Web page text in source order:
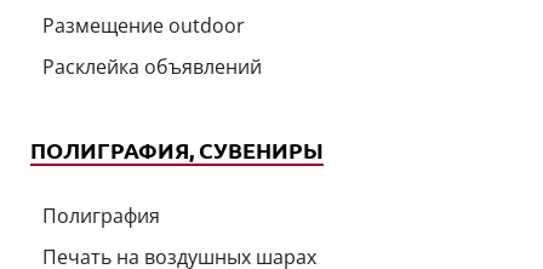
Размещение outdoor
Расклейка объявлений
ПОЛИГРАФИЯ, СУВЕНИРЫ
Полиграфия
Печать на воздушных шарах